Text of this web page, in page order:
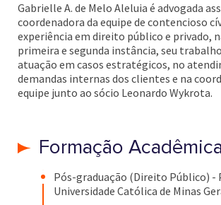
Gabrielle A. de Melo Aleluia é advogada
coordenadora da equipe de contencioso
experiência em direito público e privado,
primeira e segunda instância, seu
atuação em casos estratégicos, no
demandas internas dos clientes e na
equipe junto ao sócio Leonardo Wykrota.
Formação
Pós-graduação (Direito Público) -
Universidade Católica de Minas